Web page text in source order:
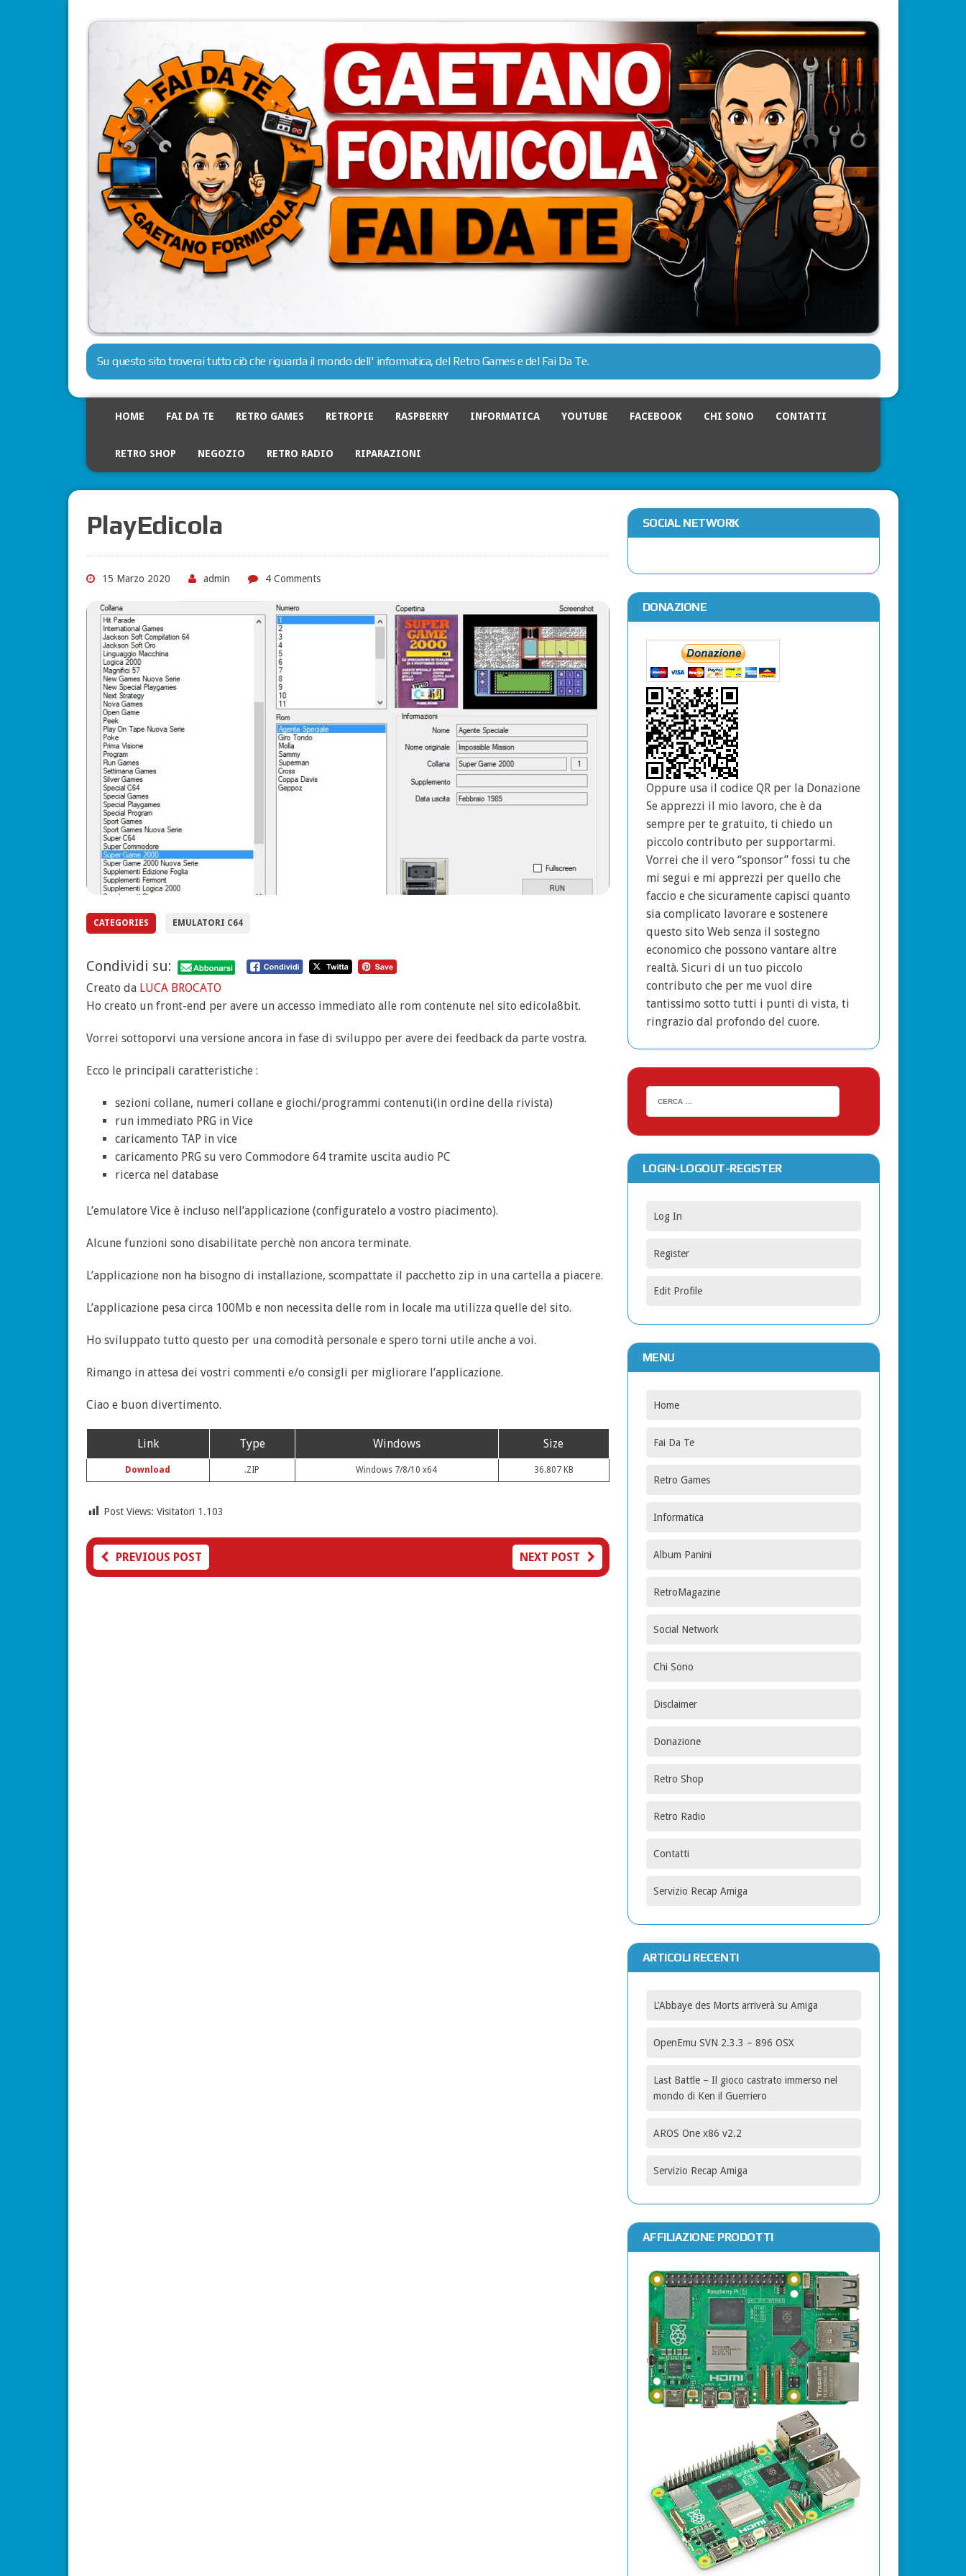
Su questo sito troverai tutto ciò che riguarda il mondo dell' informatica, del Retro Games e del Fai Da Te.
HOME FAI DA TE RETRO GAMES RETROPIE RASPBERRY INFORMATICA YOUTUBE FACEBOOK CHI SONO CONTATTI
RETRO SHOP NEGOZIO RETRO RADIO RIPARAZIONI
PlayEdicola
15 Marzo 2020 admin 4 Comments
CATEGORIES EMULATORI C64
Condividi su:
Creato da LUCA BROCATO
Ho creato un front-end per avere un accesso immediato alle rom contenute nel sito edicola8bit.
Vorrei sottoporvi una versione ancora in fase di sviluppo per avere dei feedback da parte vostra.
Ecco le principali caratteristiche :
sezioni collane, numeri collane e giochi/programmi contenuti(in ordine della rivista)
run immediato PRG in Vice
caricamento TAP in vice
caricamento PRG su vero Commodore 64 tramite uscita audio PC
ricerca nel database
L’emulatore Vice è incluso nell’applicazione (configuratelo a vostro piacimento).
Alcune funzioni sono disabilitate perchè non ancora terminate.
L’applicazione non ha bisogno di installazione, scompattate il pacchetto zip in una cartella a piacere.
L’applicazione pesa circa 100Mb e non necessita delle rom in locale ma utilizza quelle del sito.
Ho sviluppato tutto questo per una comodità personale e spero torni utile anche a voi.
Rimango in attesa dei vostri commenti e/o consigli per migliorare l’applicazione.
Ciao e buon divertimento.
Link Type Windows Size
Download .ZIP Windows 7/8/10 x64 36.807 KB
Post Views: Visitatori 1.103
PREVIOUS POST NEXT POST
SOCIAL NETWORK
DONAZIONE
Oppure usa il codice QR per la Donazione
Se apprezzi il mio lavoro, che è da
sempre per te gratuito, ti chiedo un
piccolo contributo per supportarmi.
Vorrei che il vero “sponsor” fossi tu che
mi segui e mi apprezzi per quello che
faccio e che sicuramente capisci quanto
sia complicato lavorare e sostenere
questo sito Web senza il sostegno
economico che possono vantare altre
realtà. Sicuri di un tuo piccolo
contributo che per me vuol dire
tantissimo sotto tutti i punti di vista, ti
ringrazio dal profondo del cuore.
LOGIN-LOGOUT-REGISTER
Log In
Register
Edit Profile
MENU
Home
Fai Da Te
Retro Games
Informatica
Album Panini
RetroMagazine
Social Network
Chi Sono
Disclaimer
Donazione
Retro Shop
Retro Radio
Contatti
Servizio Recap Amiga
ARTICOLI RECENTI
L’Abbaye des Morts arriverà su Amiga
OpenEmu SVN 2.3.3 – 896 OSX
Last Battle – Il gioco castrato immerso nel
mondo di Ken il Guerriero
AROS One x86 v2.2
Servizio Recap Amiga
AFFILIAZIONE PRODOTTI